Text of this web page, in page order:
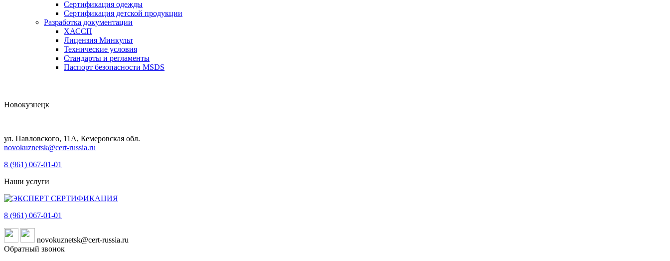
Сертификация одежды
Сертификация детской продукции
Разработка документации
ХАССП
Лицензия Минкульт
Технические условия
Стандарты и регламенты
Паспорт безопасности MSDS
Новокузнецк
ул. Павловского, 11А, Кемеровская обл.
novokuznetsk@cert-russia.ru
8 (961) 067-01-01
Наши услуги
8 (961) 067-01-01
novokuznetsk@cert-russia.ru
Обратный звонок